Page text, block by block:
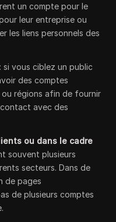
un compte pour le
leur entreprise ou
les liens personnels des
: si vous ciblez un public
des comptes
régions afin de fournir
avec des
ou dans le cadre
souvent plusieurs
secteurs. Dans de
de pages
de plusieurs comptes